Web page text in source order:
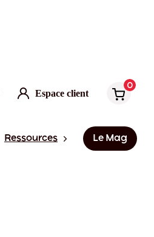
Espace client
0
Ressources Le Mag